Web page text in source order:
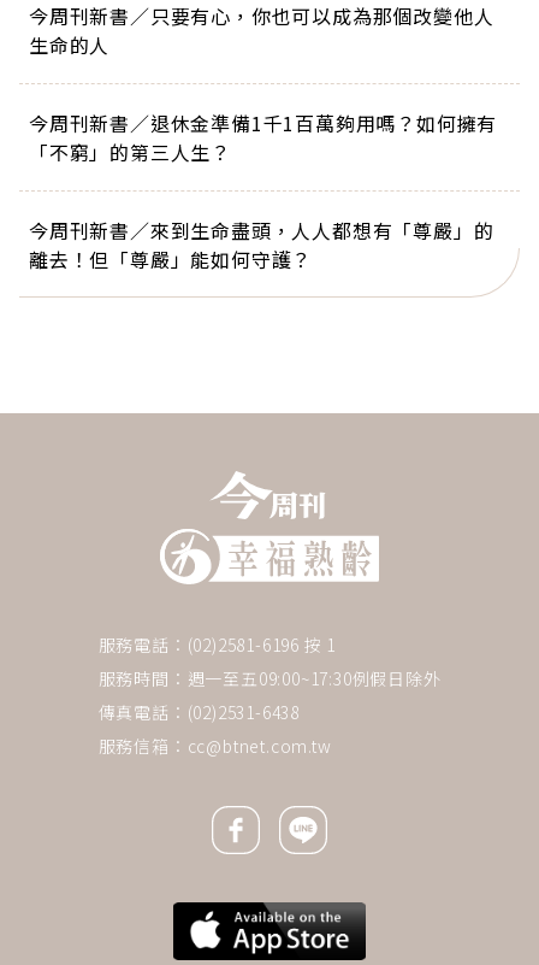
今周刊新書／只要有心，你也可以成為那個改變他人
生命的人
今周刊新書／退休金準備1千1百萬夠用嗎？如何擁有
「不窮」的第三人生？
今周刊新書／來到生命盡頭，人人都想有「尊嚴」的
離去！但「尊嚴」能如何守護？
服務電話：(02)2581-6196 按 1
服務時間：週一至五09:00~17:30例假日除外
傳真電話：(02)2531-6438
服務信箱： cc@btnet.com.tw
Facebook icon
Line icon